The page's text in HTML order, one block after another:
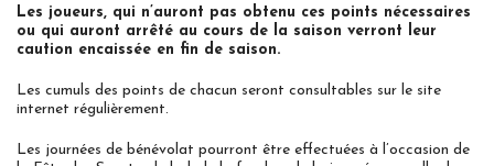
Les joueurs, qui n’auront pas obtenu ces points nécessaires
ou qui auront arrêté au cours de la saison verront leur
caution encaissée en fin de saison.
Les cumuls des points de chacun seront consultables sur le site
internet régulièrement.
Les journées de bénévolat pourront être effectuées à l’occasion de